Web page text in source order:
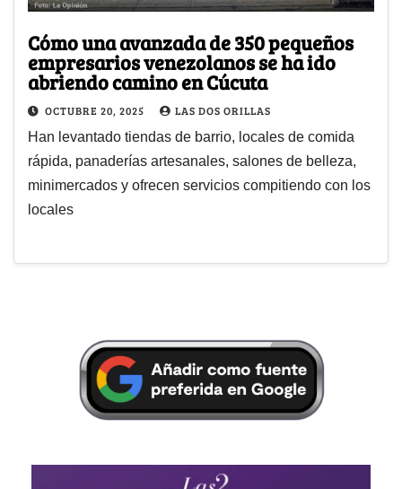
Cómo una avanzada de 350 pequeños
empresarios venezolanos se ha ido
abriendo camino en Cúcuta
OCTUBRE 20, 2025 LAS DOS ORILLAS
Han levantado tiendas de barrio, locales de comida
rápida, panaderías artesanales, salones de belleza,
minimercados y ofrecen servicios compitiendo con los
locales